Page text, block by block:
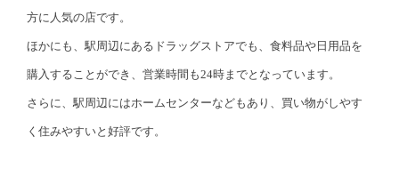
方に人気の店です。
ほかにも、駅周辺にあるドラッグストアでも、食料品や日用品を
購入することができ、営業時間も24時までとなっています。
さらに、駅周辺にはホームセンターなどもあり、買い物がしやす
く住みやすいと好評です。